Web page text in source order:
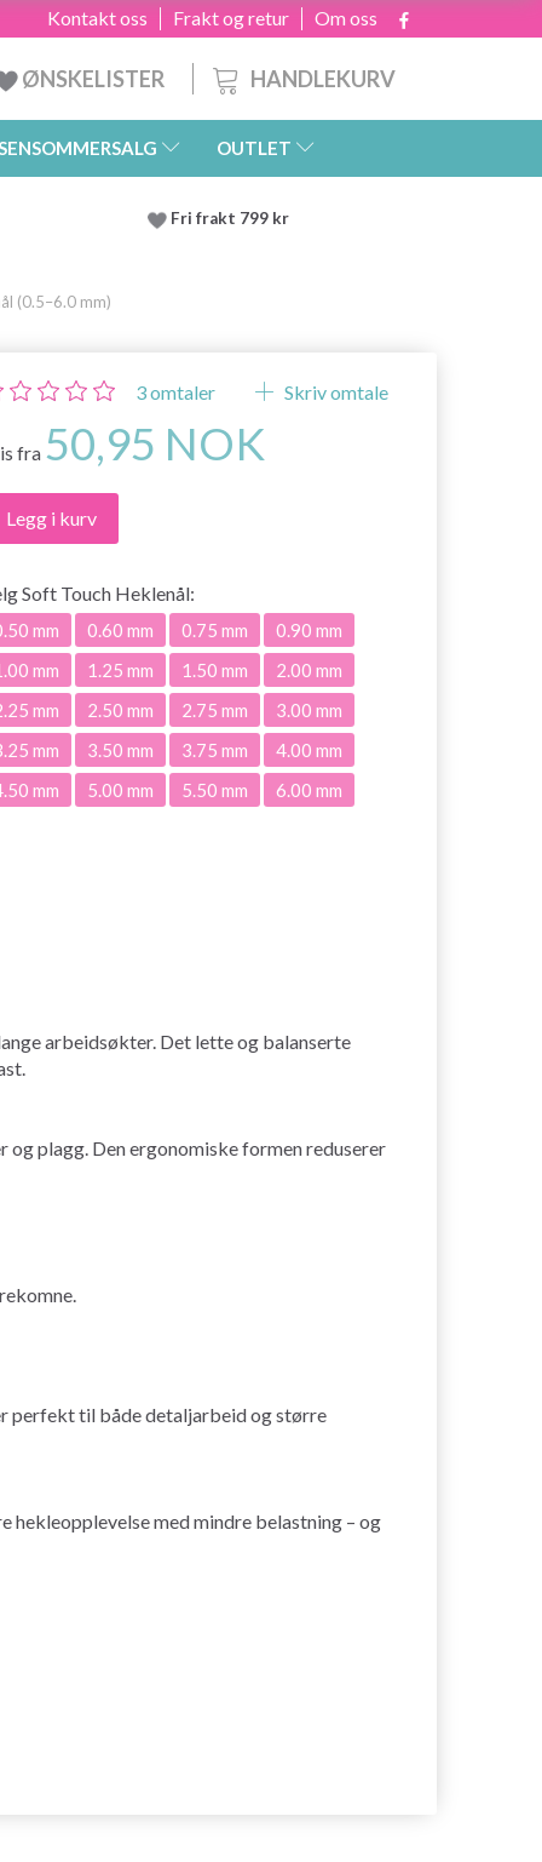
Om oss
Frakt og retur
Kontakt oss
HANDLEKURV
ØNSKELISTER
OUTLET
Fri frakt 799 kr
(0.5–6.0 mm)
3omtaler Skriv omtale
fra 50,95 NOK
Legg i kurv
Soft Touch Heklenål:
mm 0.60 mm 0.75 mm
0.90 mm
mm
1.25 mm 1.50 mm
2.00 mm
mm
2.50 mm 2.75 mm
3.00 mm
mm
3.50 mm 3.75 mm
4.00 mm
mm
5.00 mm 5.50 mm 6.00 mm
arbeidsøkter. Det lette og balanserte
plagg. Den ergonomiske formen reduserer
perfekt til både detaljarbeid og større
med mindre belastning – og